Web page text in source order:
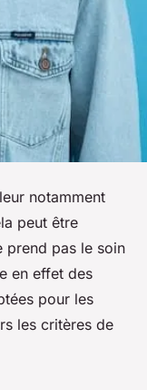
notamment
peut être
prend pas le soin
en effet des
pour les
les critères de